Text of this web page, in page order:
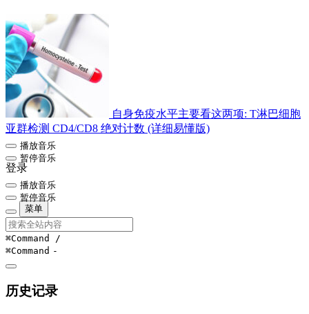
自身免疫水平主要看这两项: T淋巴细胞
亚群检测 CD4/CD8 绝对计数 (详细易懂版)
播放音乐
暂停音乐
登录
播放音乐
暂停音乐
菜单
⌘Command /
⌘Command -
历史记录